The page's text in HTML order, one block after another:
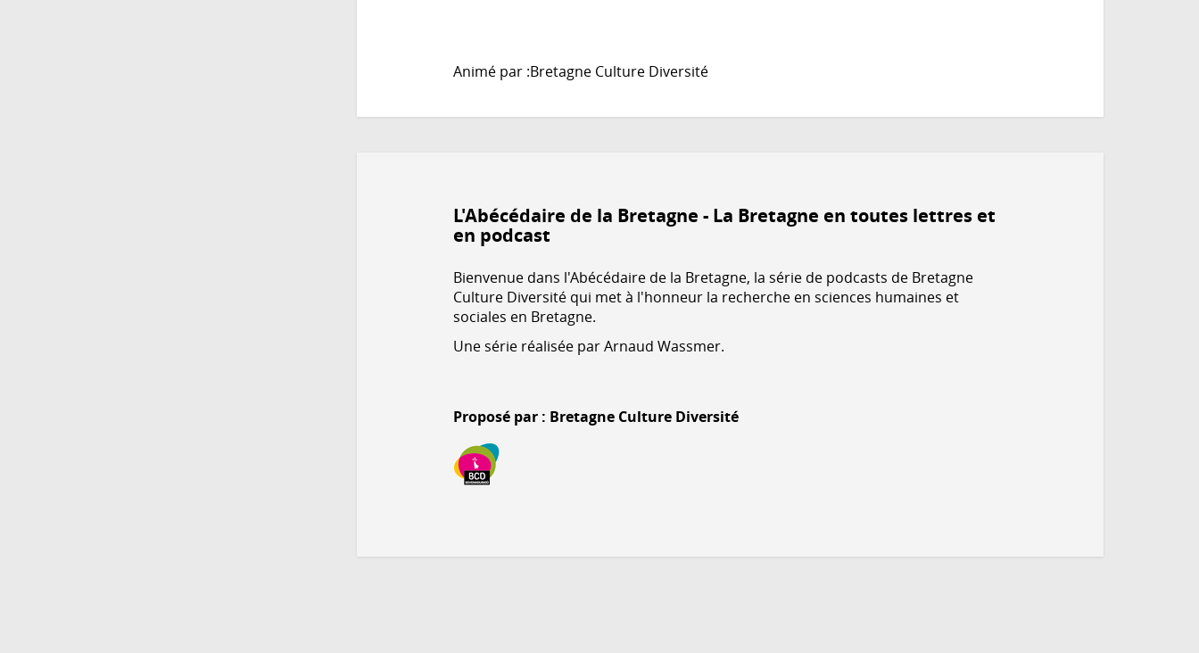
Animé par :Bretagne Culture Diversité
L'Abécédaire de la Bretagne - La Bretagne en toutes lettres et
en podcast
Bienvenue dans l'Abécédaire de la Bretagne, la série de podcasts de Bretagne
Culture Diversité qui met à l'honneur la recherche en sciences humaines et
sociales en Bretagne.
Une série réalisée par Arnaud Wassmer.
Proposé par : Bretagne Culture Diversité